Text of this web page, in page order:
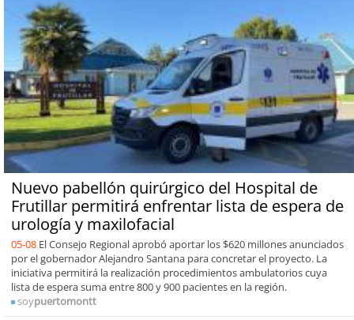
Nuevo pabellón quirúrgico del Hospital de
Frutillar permitirá enfrentar lista de espera de
urología y maxilofacial
05-08 El Consejo Regional aprobó aportar los $620 millones anunciados
por el gobernador Alejandro Santana para concretar el proyecto. La
iniciativa permitirá la realización procedimientos ambulatorios cuya
lista de espera suma entre 800 y 900 pacientes en la región.
soypuertomontt